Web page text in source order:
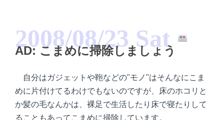
2008/08/23 Sat
AD: こまめに掃除しましょう
自分はガジェットや鞄などの"モノ"はそんなにこま
めに片付けてるわけでもないのですが、床のホコリと
か髪の毛なんかは、裸足で生活したり床で寝たりして
ることもあってこまめに掃除しています。